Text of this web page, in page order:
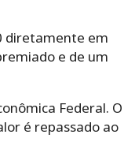
diretamente em
e de um
Federal. O
é repassado ao